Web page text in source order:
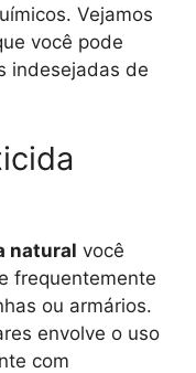
Vejamos
você pode
indesejadas de
natural você
frequentemente
ou armários.
envolve o uso
com